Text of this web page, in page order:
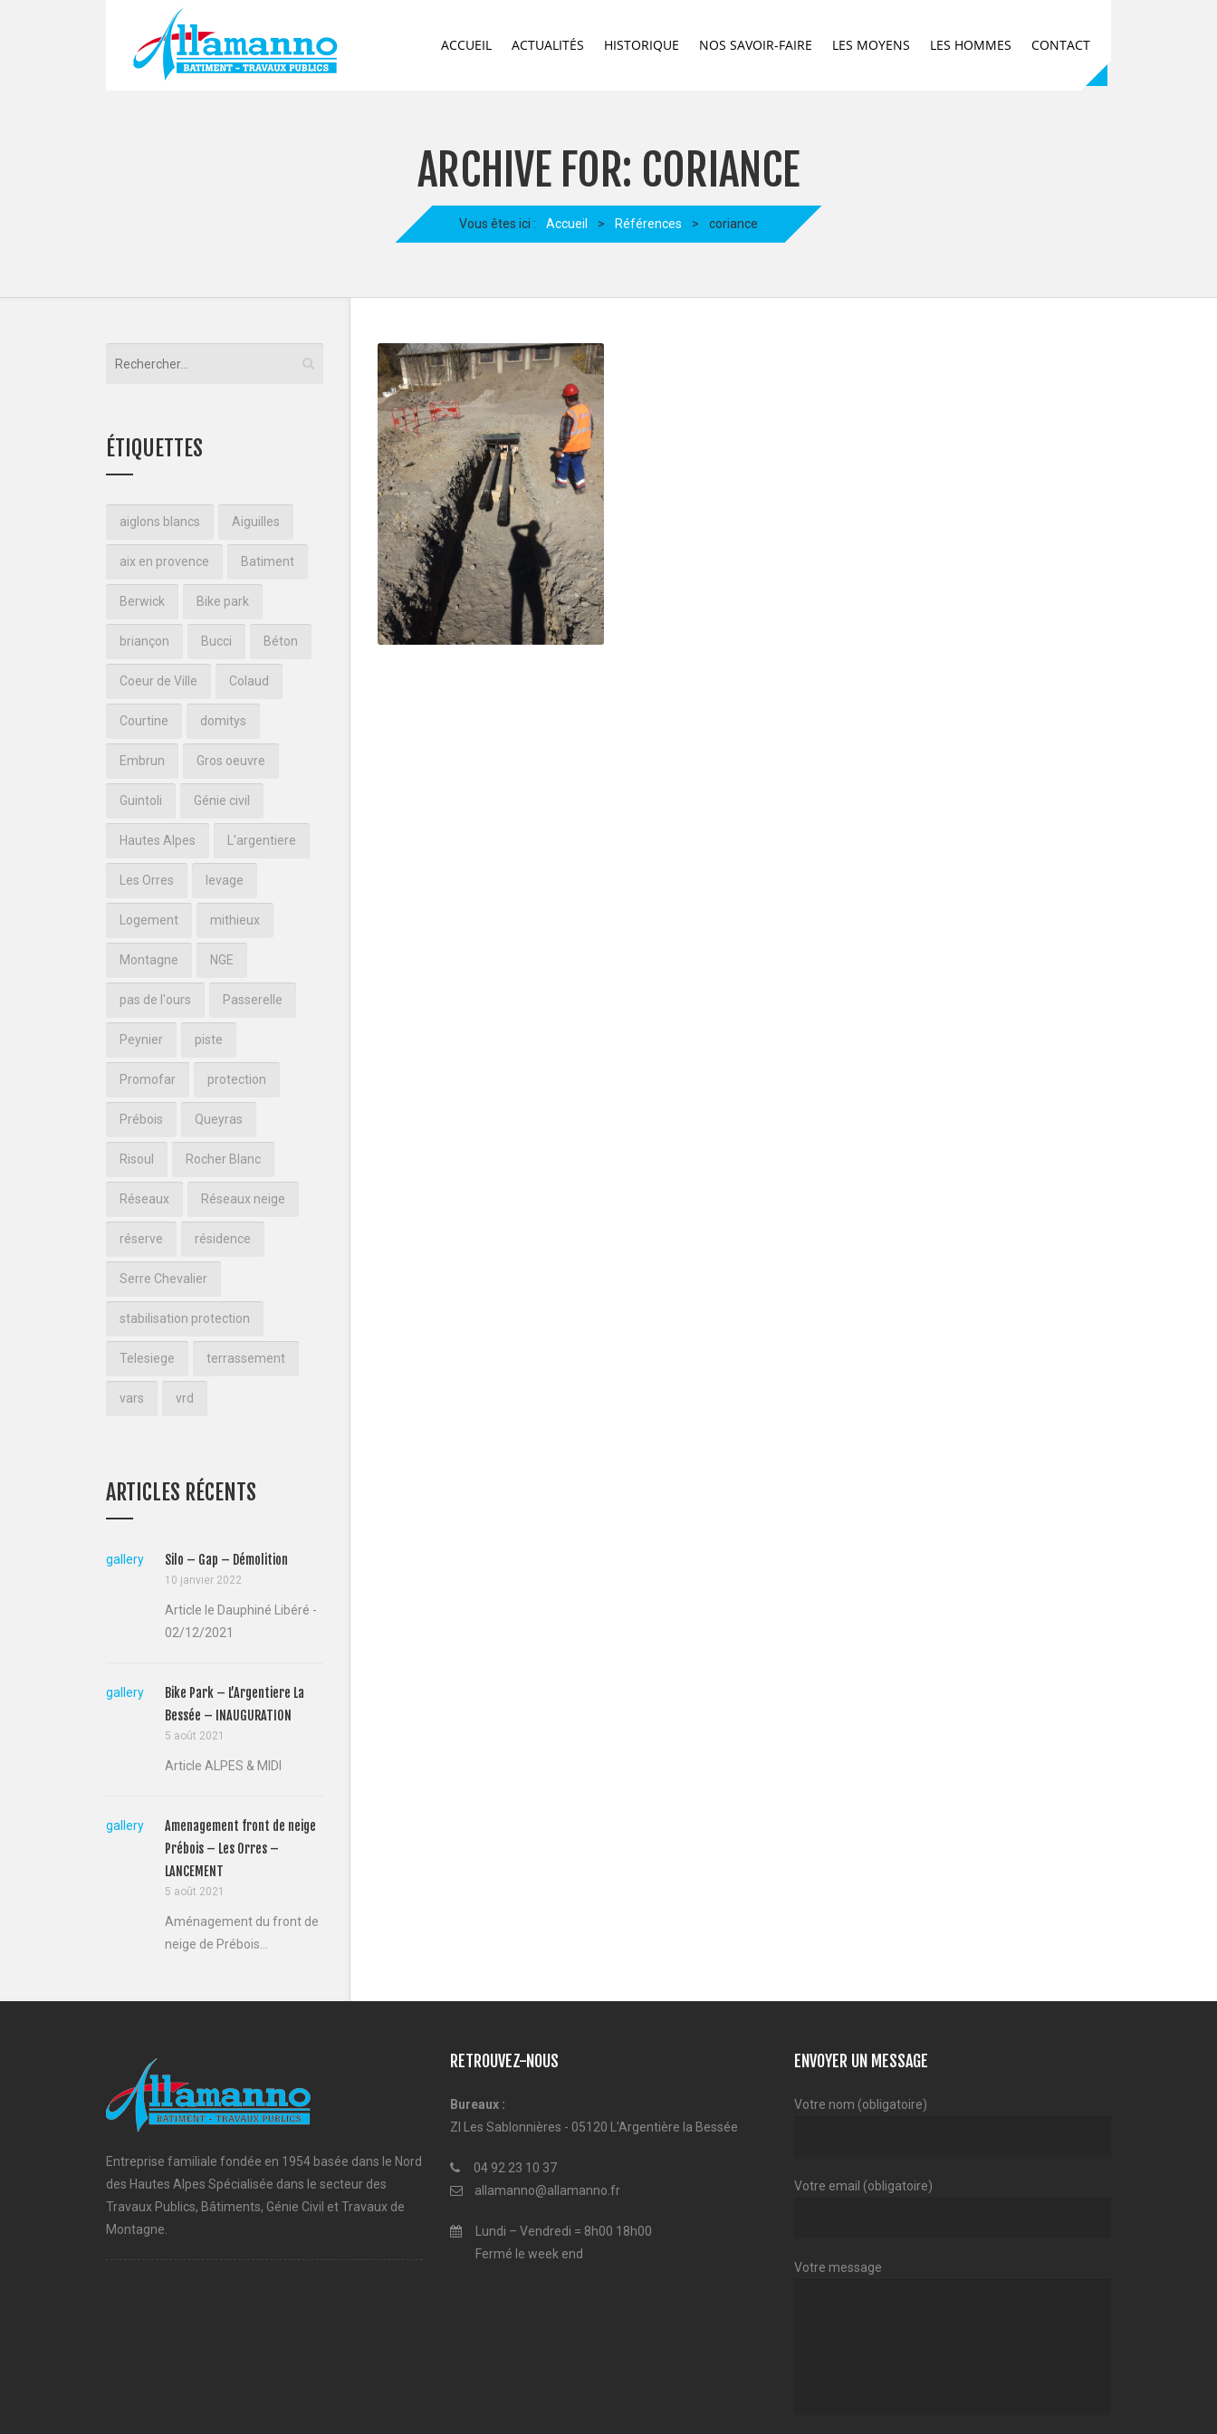
ACCUEIL ACTUALITÉS HISTORIQUE NOS SAVOIR-FAIRE LES MOYENS LES HOMMES CONTACT
ARCHIVE FOR: CORIANCE
Vous êtes ici : Accueil > Références > coriance
ÉTIQUETTES
aiglons blancs Aiguilles
aix en provence Batiment
Berwick Bike park
briançon Bucci Béton
Coeur de Ville Colaud
Courtine domitys
Embrun Gros oeuvre
Guintoli Génie civil
Hautes Alpes L'argentiere
Les Orres levage
Logement mithieux
Montagne NGE
pas de l'ours Passerelle
Peynier piste
Promofar protection
Prébois Queyras
Risoul Rocher Blanc
Réseaux Réseaux neige
réserve résidence
Serre Chevalier
stabilisation protection
Telesiege terrassement
vars vrd
ARTICLES RÉCENTS
gallery Silo – Gap – Démolition
10 janvier 2022
Article le Dauphiné Libéré -
02/12/2021
gallery
Bike Park – L’Argentiere La
Bessée – INAUGURATION
5 août 2021
Article ALPES & MIDI
gallery
Amenagement front de neige
Prébois – Les Orres –
LANCEMENT
5 août 2021
Aménagement du front de
neige de Prébois...
Entreprise familiale fondée en 1954 basée dans le Nord
des Hautes Alpes Spécialisée dans le secteur des
Travaux Publics, Bâtiments, Génie Civil et Travaux de
Montagne.
RETROUVEZ-NOUS
Bureaux :
ZI Les Sablonnières - 05120 L'Argentière la Bessée
04 92 23 10 37
allamanno@allamanno.fr
Lundi – Vendredi = 8h00 18h00
Fermé le week end
ENVOYER UN MESSAGE
Votre nom (obligatoire)
Votre email (obligatoire)
Votre message